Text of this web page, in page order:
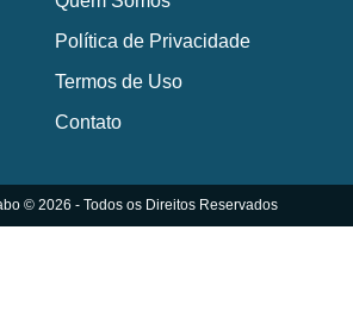
Política de Privacidade
Termos de Uso
Contato
© 2026 - Todos os Direitos Reservados